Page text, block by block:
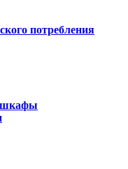
потребления
шкафы